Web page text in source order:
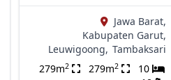
Jawa Barat,
Kabupaten Garut,
Leuwigoong, Tambaksari
279m2 279m2
10